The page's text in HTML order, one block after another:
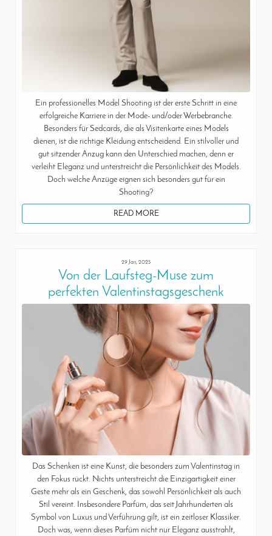
Ein professionelles Model Shooting ist der erste Schritt in eine
erfolgreiche Karriere in der Mode- und/oder Werbebranche.
Besonders für Sedcards, die als Visitenkarte eines Models
dienen, ist die richtige Kleidung entscheidend. Ein stilvoller und
gut sitzender Anzug kann den Unterschied machen, denn er
verleiht Eleganz und unterstreicht die Persönlichkeit des Models.
Doch welche Anzüge eignen sich besonders gut für ein
Shooting?
READ MORE
29 Jan, 2025
Von der Laufsteg-Muse zum
perfekten Valentinstagsgeschenk
Das Schenken ist eine Kunst, die besonders zum Valentinstag in
den Fokus rückt. Nichts unterstreicht die Einzigartigkeit einer
Geste mehr als ein Geschenk, das sowohl Persönlichkeit als auch
Stil vereint. Insbesondere Parfüm, das seit Jahrhunderten als
Symbol von Luxus und Verführung gilt, ist ein zeitloser Klassiker.
Doch was, wenn dieses Parfüm nicht nur Eleganz ausstrahlt,